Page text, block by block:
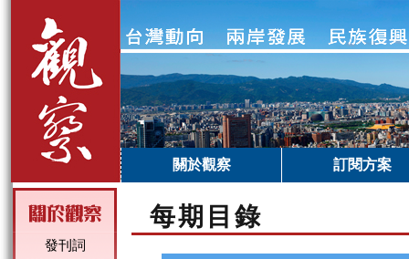
關於觀察 訂閱方案
發刊詞
每期目錄